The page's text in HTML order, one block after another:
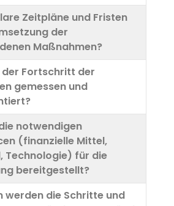
Zeitpläne und Fristen
der
Maßnahmen?
der Fortschritt der
gemessen und
notwendigen
(finanzielle Mittel,
Technologie) für die
bereitgestellt?
werden die Schritte und